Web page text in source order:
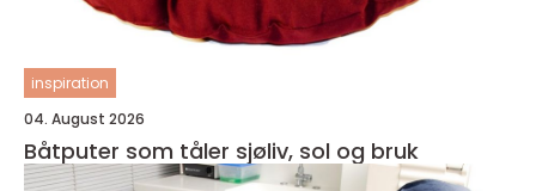
inspiration
04. August 2026
Båtputer som tåler sjøliv, sol og bruk